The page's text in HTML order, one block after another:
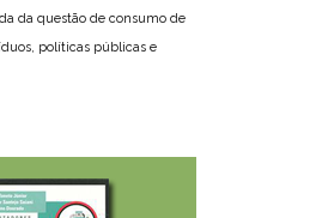
da questão de consumo de
políticas públicas e